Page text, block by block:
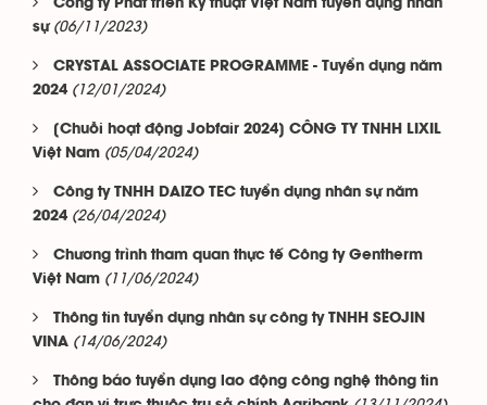
Công ty Phát triển Kỹ thuật Việt Nam tuyển dụng nhân
sự (06/11/2023)
CRYSTAL ASSOCIATE PROGRAMME - Tuyển dụng năm
2024 (12/01/2024)
[Chuỗi hoạt động Jobfair 2024] CÔNG TY TNHH LIXIL
Việt Nam (05/04/2024)
Công ty TNHH DAIZO TEC tuyển dụng nhân sự năm
2024 (26/04/2024)
Chương trình tham quan thực tế Công ty Gentherm
Việt Nam (11/06/2024)
Thông tin tuyển dụng nhân sự công ty TNHH SEOJIN
VINA (14/06/2024)
Thông báo tuyển dụng lao động công nghệ thông tin